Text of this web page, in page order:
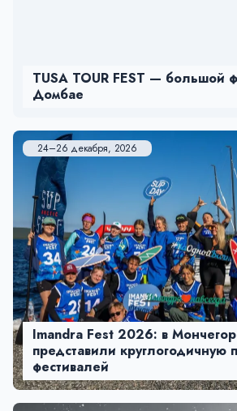
TUSA TOUR FEST — большой
Домбае
24–26 декабря, 2026
Imandra Fest 2026: в
представили круглогодичную
фестивалей